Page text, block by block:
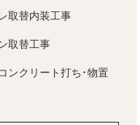
取替内装工事
取替工事
クリート打ち･物置